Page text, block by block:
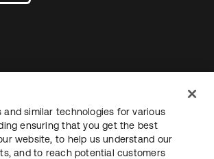
Registerkarte geöffnet
neuen Registerkarte geöffnet
and similar technologies for various
ensuring that you get the best
website, to help us understand our
and to reach potential customers